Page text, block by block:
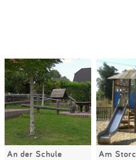
An der Schule Am